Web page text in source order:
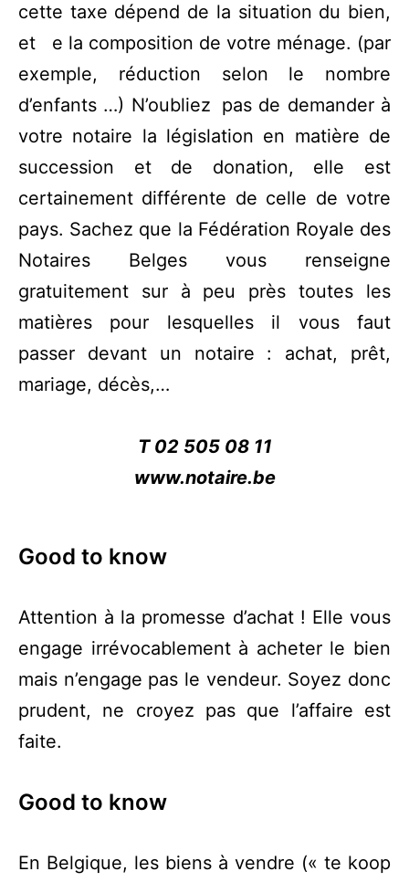
cette taxe dépend de la situation du bien,
et e la composition de votre ménage. (par
exemple, réduction selon le nombre
d’enfants …) N’oubliez pas de demander à
votre notaire la législation en matière de
succession et de donation, elle est
certainement différente de celle de votre
pays. Sachez que la Fédération Royale des
Notaires Belges vous renseigne
gratuitement sur à peu près toutes les
matières pour lesquelles il vous faut
passer devant un notaire : achat, prêt,
mariage, décès,…
T 02 505 08 11
www.notaire.be
Good to know
Attention à la promesse d’achat ! Elle vous
engage irrévocablement à acheter le bien
mais n’engage pas le vendeur. Soyez donc
prudent, ne croyez pas que l’affaire est
faite.
Good to know
En Belgique, les biens à vendre (« te koop